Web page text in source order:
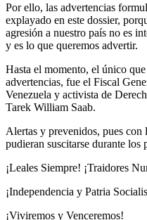
Por ello, las advertencias
explayado en este dossier,
agresión a nuestro país no es
y es lo que queremos advertir.
Hasta el momento, el único
advertencias, fue el Fiscal
Venezuela y activista de
Tarek William Saab.
Alertas y prevenidos, pues con
pudieran suscitarse durante los
¡Leales Siempre! ¡Traidores
¡Independencia y Patria
¡Viviremos y Venceremos!